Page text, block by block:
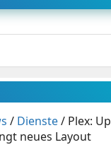
/ Dienste/ Plex:
neues Layout